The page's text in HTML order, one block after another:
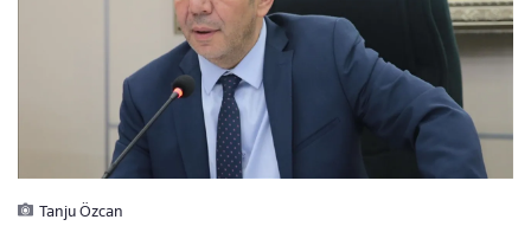
Tanju Özcan